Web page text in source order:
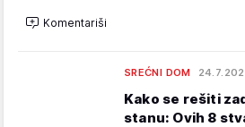
Komentariši
SREĆNI DOM
Kako se rešiti
stanu: Ovih 8